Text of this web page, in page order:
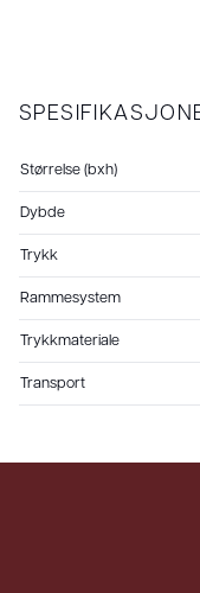
Størrelse (bxh)
Dybde
Trykk
Rammesystem
Trykkmateriale
Transport